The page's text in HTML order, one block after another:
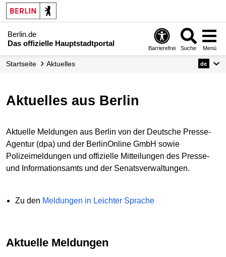
Berlin.de
Das offizielle Hauptstadtportal
Barrierefrei Suche Menü
Startseite Aktuelles de
Aktuelles aus Berlin
Aktuelle Meldungen aus Berlin von der Deutsche Presse-
Agentur (dpa) und der BerlinOnline GmbH sowie
Polizeimeldungen und offizielle Mitteilungen des Presse-
und Informationsamts und der Senatsverwaltungen.
Zu den Meldungen in Leichter Sprache
Aktuelle Meldungen